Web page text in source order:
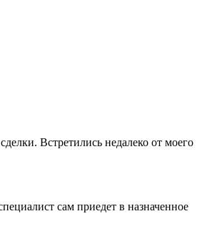
Встретились недалеко от моего
сам приедет в назначенное